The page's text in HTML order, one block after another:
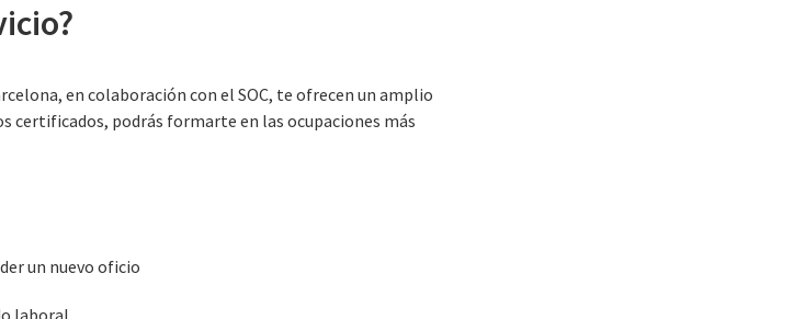
en colaboración con el SOC, te ofrecen un amplio
certificados, podrás formarte en las ocupaciones más
un nuevo oficio